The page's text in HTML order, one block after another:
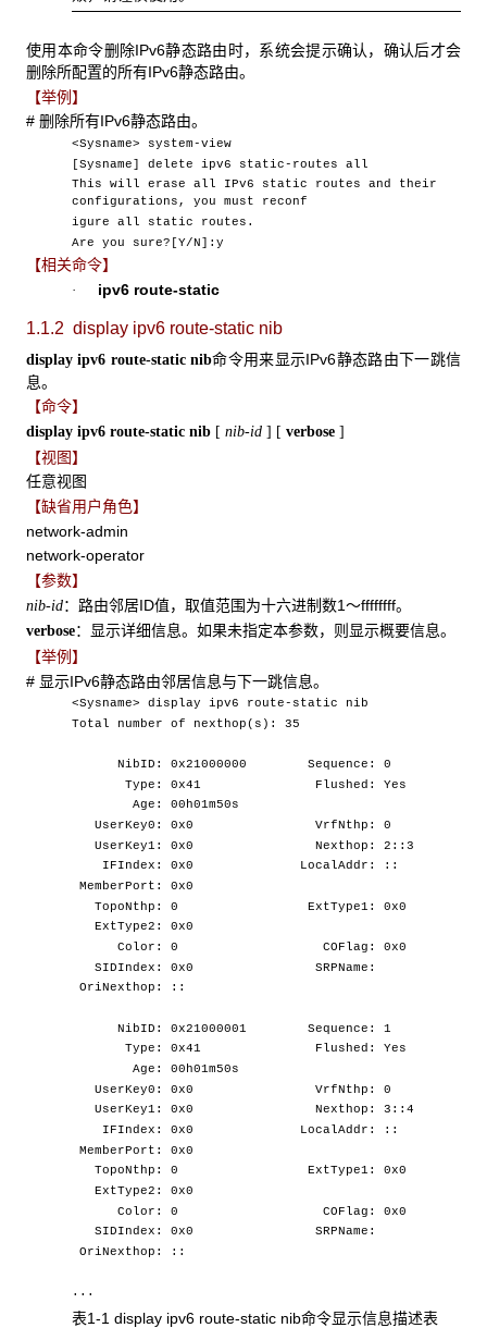
使用本命令删除IPv6静态路由时，系统会提示确认，确认后才会
删除所配置的所有IPv6静态路由。
【举例】
# 删除所有IPv6静态路由。
<Sysname> system-view
[Sysname] delete ipv6 static-routes all
This will erase all IPv6 static routes and their
configurations, you must reconf
igure all static routes.
Are you sure?[Y/N]:y
【相关命令】
· ipv6 route-static
1.1.2 display ipv6 route-static nib
display ipv6 route-static nib命令用来显示IPv6静态路由下一跳信
息。
【命令】
display ipv6 route-static nib [ nib-id ] [ verbose ]
【视图】
任意视图
【缺省用户角色】
network-admin
network-operator
【参数】
nib-id：路由邻居ID值，取值范围为十六进制数1～ffffffff。
verbose：显示详细信息。如果未指定本参数，则显示概要信息。
【举例】
# 显示IPv6静态路由邻居信息与下一跳信息。
<Sysname> display ipv6 route-static nib
Total number of nexthop(s): 35
NibID: 0x21000000 Sequence: 0
Type: 0x41 Flushed: Yes
Age: 00h01m50s
UserKey0: 0x0 VrfNthp: 0
UserKey1: 0x0 Nexthop: 2::3
IFIndex: 0x0 LocalAddr: ::
MemberPort: 0x0
TopoNthp: 0 ExtType1: 0x0
ExtType2: 0x0
Color: 0 COFlag: 0x0
SIDIndex: 0x0 SRPName:
OriNexthop: ::
NibID: 0x21000001 Sequence: 1
Type: 0x41 Flushed: Yes
Age: 00h01m50s
UserKey0: 0x0 VrfNthp: 0
UserKey1: 0x0 Nexthop: 3::4
IFIndex: 0x0 LocalAddr: ::
MemberPort: 0x0
TopoNthp: 0 ExtType1: 0x0
ExtType2: 0x0
Color: 0 COFlag: 0x0
SIDIndex: 0x0 SRPName:
OriNexthop: ::
...
表1-1 display ipv6 route-static nib命令显示信息描述表